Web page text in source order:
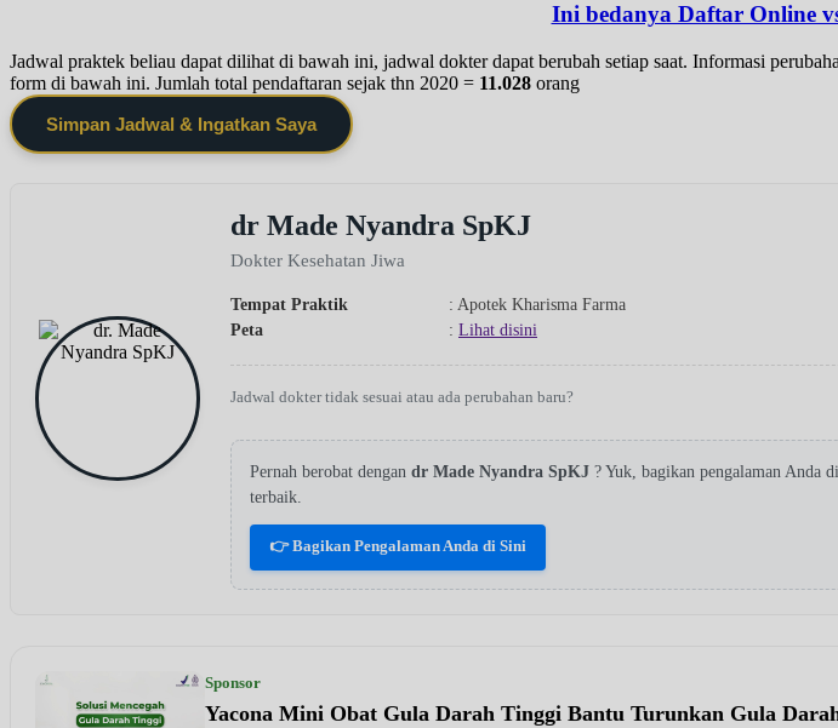
Ini bedanya Daftar Online
Jadwal praktek beliau dapat dilihat di bawah ini, jadwal dokter dapat berubah setiap saat. Informasi
form di bawah ini. Jumlah total pendaftaran sejak thn 2020 = 11.028 orang
Simpan Jadwal & Ingatkan Saya
dr Made Nyandra SpKJ
Dokter Kesehatan Jiwa
Tempat Praktik
: Apotek Kharisma Farma
Peta
: Lihat disini
Jadwal dokter tidak sesuai atau ada perubahan baru?
Pernah berobat dengan dr Made Nyandra SpKJ ? Yuk, bagikan pengalaman Anda
terbaik.
👉 Bagikan Pengalaman Anda di Sini
Sponsor
Yacona Mini Obat Gula Darah Tinggi Bantu Turunkan Gula